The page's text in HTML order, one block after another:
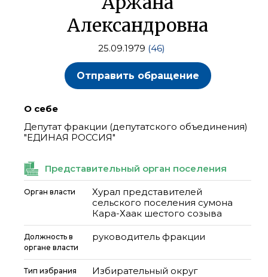
Александровна
25.09.1979 (46)
Отправить обращение
О себе
Депутат фракции (депутатского объединения)
"ЕДИНАЯ РОССИЯ"
Представительный орган поселения
Орган власти
Хурал представителей
сельского поселения сумона
Кара-Хаак шестого созыва
Должность в
органе власти
руководитель фракции
Тип избрания Избирательный округ